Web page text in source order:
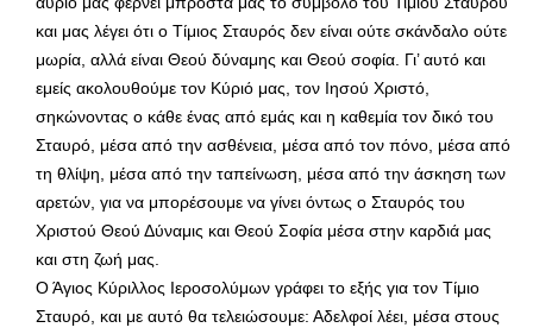
και μας λέγει ότι ο Τίμιος Σταυρός δεν είναι ούτε σκάνδαλο ούτε
μωρία, αλλά είναι Θεού δύναμης και Θεού σοφία. Γι’ αυτό και
εμείς ακολουθούμε τον Κύριό μας, τον Ιησού Χριστό,
σηκώνοντας ο κάθε ένας από εμάς και η καθεμία τον δικό του
Σταυρό, μέσα από την ασθένεια, μέσα από τον πόνο, μέσα από
τη θλίψη, μέσα από την ταπείνωση, μέσα από την άσκηση των
αρετών, για να μπορέσουμε να γίνει όντως ο Σταυρός του
Χριστού Θεού Δύναμις και Θεού Σοφία μέσα στην καρδιά μας
και στη ζωή μας.
Ο Άγιος Κύριλλος Ιεροσολύμων γράφει το εξής για τον Τίμιο
Σταυρό, και με αυτό θα τελειώσουμε: Αδελφοί λέει, μέσα στους